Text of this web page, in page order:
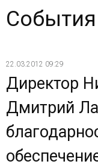
События
22.03.2012 09:29
Директор
Дмитрий